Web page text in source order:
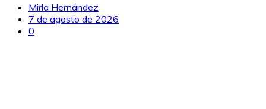
Mirla Hernández
7 de agosto de 2026
0